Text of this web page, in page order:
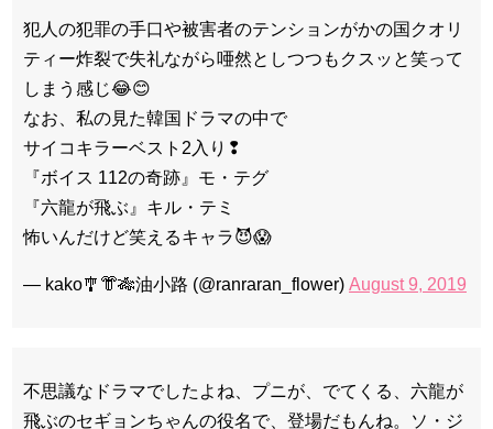
犯人の犯罪の手口や被害者のテンションがかの国クオリ
ティー炸裂で失礼ながら唖然としつつもクスッと笑って
しまう感じ😂😊
なお、私の見た韓国ドラマの中で
サイコキラーベスト2入り❢
『ボイス 112の奇跡』モ・テグ
『六龍が飛ぶ』キル・テミ
怖いんだけど笑えるキャラ😈😱
— kako🎐👘🎋油小路 (@ranraran_flower) August 9, 2019
不思議なドラマでしたよね、プニが、でてくる、六龍が
飛ぶのセギョンちゃんの役名で、登場だもんね。ソ・ジ